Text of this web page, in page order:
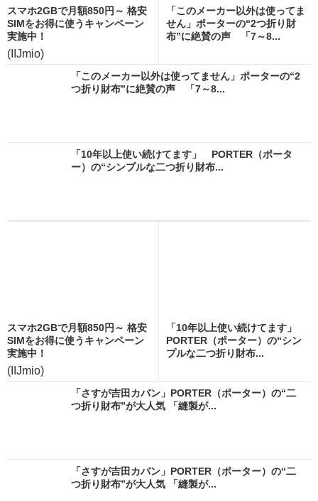
スマホ2GBで月額850円～ 格安
SIMをお得に使うキャンペーン
実施中！
(IIJmio)
「このメーカー以外は使ってま
せん」ポーターの“2つ折り財
布”に絶賛の声 「7～8...
「このメーカー以外は使ってません」ポーターの“2
つ折り財布”に絶賛の声 「7～8...
「10年以上使い続けてます」 PORTER（ポータ
ー）の“シンプルな二つ折り財布...
スマホ2GBで月額850円～ 格安
SIMをお得に使うキャンペーン
実施中！
(IIJmio)
「10年以上使い続けてます」
PORTER（ポーター）の“シン
プルな二つ折り財布...
「さすが吉田カバン」PORTER（ポーター）の“二
つ折り財布”が大人気 「縫製が...
「さすが吉田カバン」PORTER（ポーター）の“二
つ折り財布”が大人気 「縫製が...